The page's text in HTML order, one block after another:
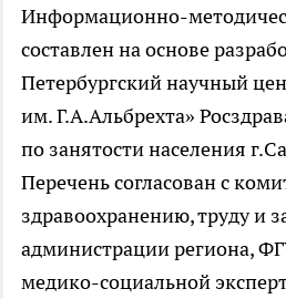
Информационно-
составлен на основе
Петербургский научный
им. Г.А.Альбрехта»
по занятости населения
Перечень согласован с
здравоохранению, труду и
администрации региона,
медико-социальной